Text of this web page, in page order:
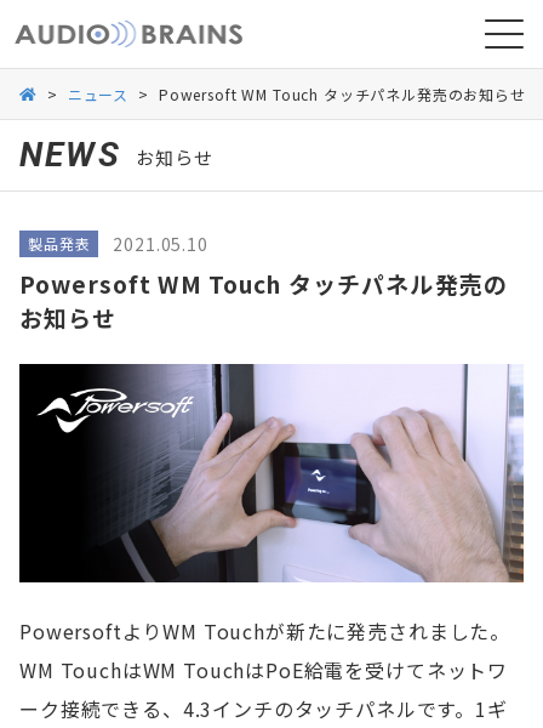
お問い合わせ
> ニュース > Powersoft WM Touch タッチパネル発売のお知らせ
NEWS お知らせ
製品発表 2021.05.10
Powersoft WM Touch タッチパネル発売の
お知らせ
PowersoftよりWM Touchが新たに発売されました。
WM TouchはWM TouchはPoE給電を受けてネットワ
ーク接続できる、4.3インチのタッチパネルです。1ギ